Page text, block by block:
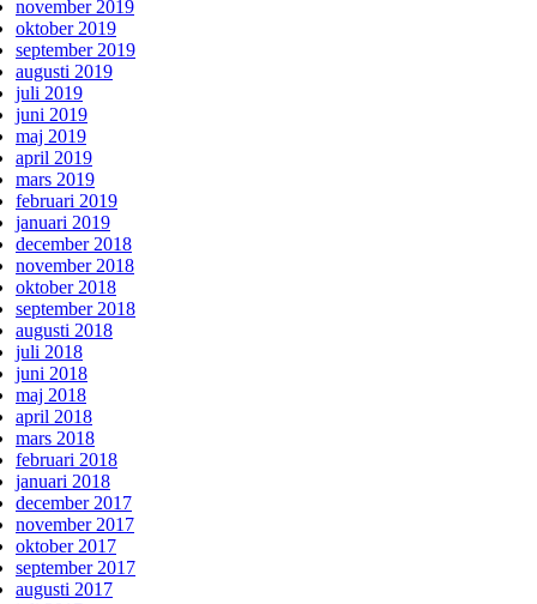
november 2019
oktober 2019
september 2019
augusti 2019
juli 2019
juni 2019
maj 2019
april 2019
mars 2019
februari 2019
januari 2019
december 2018
november 2018
oktober 2018
september 2018
augusti 2018
juli 2018
juni 2018
maj 2018
april 2018
mars 2018
februari 2018
januari 2018
december 2017
november 2017
oktober 2017
september 2017
augusti 2017